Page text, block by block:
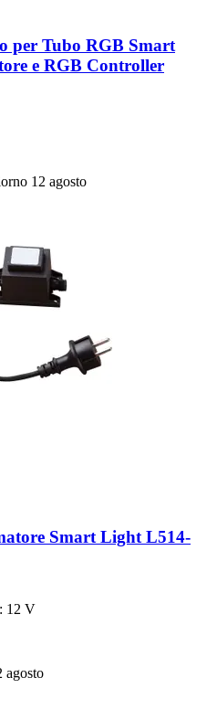
per Tubo RGB Smart
e RGB Controller
12 agosto
Smart Light L514-​
12 V
agosto